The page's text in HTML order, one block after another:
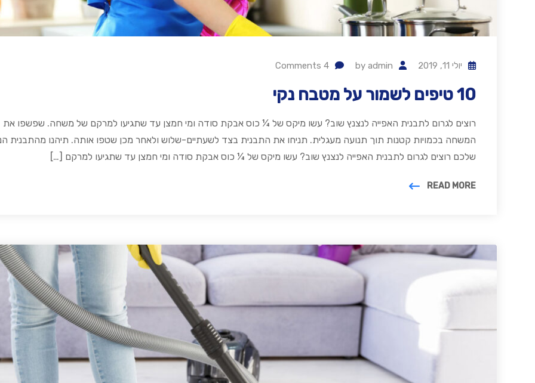
יולי 11, 2019 by admin
4
10 טיפים לשמור על מטבח נקי
רוצים לגרום לתבנית האפייה לנצנץ שוב? עשו מיקס של ¼ כוס אבקת סודה ומי חמצן עד שתגיעו למרקם של משחה. שפשפו את
המשחה בכמויות קטנות תוך תנועה מעגלית. תניחו את התבנית בצד לשעתיים-שלוש ולאחר מכן שטפו אותה. תיהנו מהתבנית
שלכם רוצים לגרום לתבנית האפייה לנצנץ שוב? עשו מיקס של ¼ כוס אבקת סודה ומי חמצן עד שתגיעו למרקם […]
READ MORE